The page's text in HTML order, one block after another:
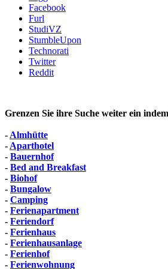
Facebook
Furl
StudiVZ
StumbleUpon
Technorati
Twitter
Reddit
Grenzen Sie ihre Suche weiter ein
- Almhütte
- Aparthotel
- Bauernhof
- Bed and Breakfast
- Biohof
- Bungalow
- Camping
- Ferienapartment
- Feriendorf
- Ferienhaus
- Ferienhausanlage
- Ferienhof
- Ferienwohnung